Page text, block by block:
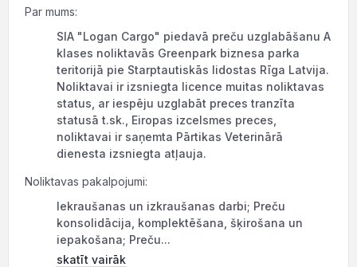
Par mums:
SIA "Logan Cargo" piedavā preču uzglabāšanu A
klases noliktavās Greenpark biznesa parka
teritorijā pie Starptautiskās lidostas Rīga Latvija.
Noliktavai ir izsniegta licence muitas noliktavas
status, ar iespēju uzglabāt preces tranzīta
statusā t.sk., Eiropas izcelsmes preces,
noliktavai ir saņemta Pārtikas Veterinārā
dienesta izsniegta atļauja.
Noliktavas pakalpojumi:
Iekraušanas un izkraušanas darbi; Preču
konsolidācija, komplektēšana, šķirošana un
iepakošana; Preču...
skatīt vairāk